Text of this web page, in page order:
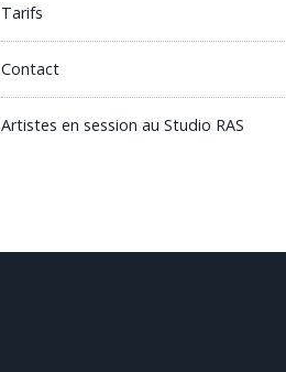
Tarifs
Contact
Artistes en session au Studio RAS